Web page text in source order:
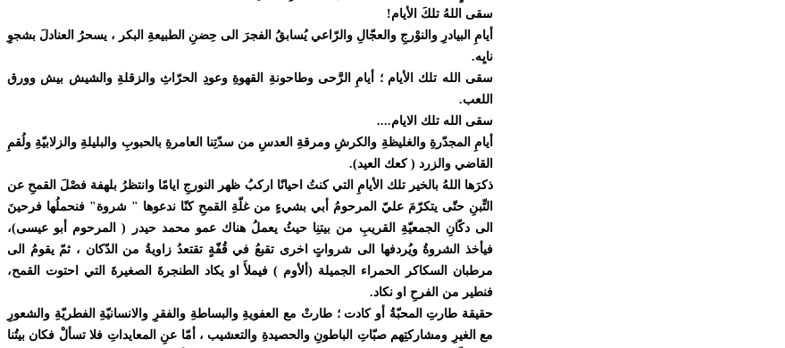
سقى اللهُ تلكَ الأيام!
أيامِ البيادرِ والنوْرجِ والعجّالِ والرّاعي يُسابقُ الفجرَ الى حِضنِ الطبيعةِ البكر ، يسحرُ العنادلَ بشجوِ
نايِه.
سقى الله تلك الأيام ؛ أيامِ الرَّحى وطاحونةِ القهوةِ وعودِ الحرّاثِ والزقلةِ والشيش بيش وورق
اللعب.
سقى الله تلك الايام....
أيامِ المجدّرةِ والغليظةِ والكرشِ ومرقةِ العدسِ من سدّتِنا العامرةِ بالحبوبِ والبليلةِ والزلابيّةِ ولُقمِ
القاضي والزرد ( كعك العيد).
ذكرَها اللهُ بالخير تلك الأيامِ التي كنتُ احيانًا اركبُ ظهر النورجِ ايامًا وانتظرُ بلهفة فصْلَ القمحِ عن
التِّبنِ حتّى يتكرّمَ عليّ المرحومُ أبي بشيءٍ من غلّةِ القمحِ كنّا ندعوها " شروة" فنحملُها فرحينَ
الى دكّانِ الجمعيّةِ القريبِ من بيتنِا حيثُ يعملُ هناك عمو محمد حيدر ( المرحوم أبو عيسى)،
فيأخذ الشروةُ ويُردفها الى شرواتٍ اخرى تقبعُ في قُفّةٍ تقتعدُ زاويةُ من الدّكان ، ثمّ يقومُ الى
مرطبان السكاكر الحمراء الجميلة (ألأوم ) فيملأَ او يكاد الطنجرةَ الصغيرةَ التي احتوت القمح،
فنطير من الفرحِ او نكاد.
حقيقة طارتِ المحبّةُ أو كادت ؛ طارتْ مع العفويةِ والبساطةِ والفقرِ والانسانيّةِ الفطريّةِ والشعورِ
مع الغيرِ ومشاركتِهم صبّاتِ الباطونِ والحصيدةِ والتعشيب ، أمّا عنِ المعايداتِ فلا تسألْ فكان بيتُنا